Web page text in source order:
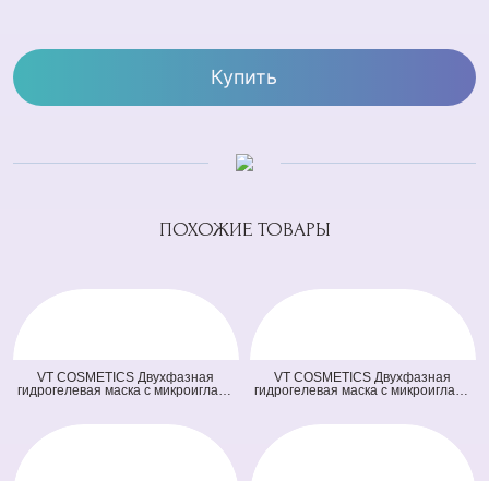
Купить
ПОХОЖИЕ ТОВАРЫ
VT COSMETICS Двухфазная
гидрогелевая маска с микроиглами
(оранжевая) (33 гр + 1,5 гр)
VT COSMETICS Двухфазная
гидрогелевая маска с микроиглами
зеленая) (33 гр + 1,5 гр)